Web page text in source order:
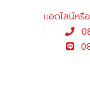
แอดไลน์หรื